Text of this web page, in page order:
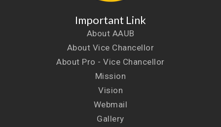
Important Link
About AAUB
About Vice Chancellor
About Pro - Vice Chancellor
Mission
Vision
Webmail
Gallery